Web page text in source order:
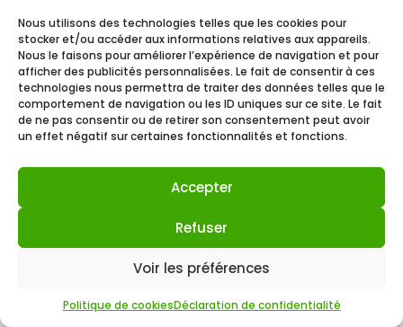
Nous utilisons des technologies telles que les cookies pour
stocker et/ou accéder aux informations relatives aux appareils.
Nous le faisons pour améliorer l’expérience de navigation et pour
afficher des publicités personnalisées. Le fait de consentir à ces
technologies nous permettra de traiter des données telles que le
comportement de navigation ou les ID uniques sur ce site. Le fait
de ne pas consentir ou de retirer son consentement peut avoir
un effet négatif sur certaines fonctionnalités et fonctions.
Accepter
Refuser
Voir les préférences
Politique de cookiesDéclaration de confidentialité
Qu’est ce que la beauté
JE COSMETIQUE Qu’est-ce que la
beauté holistique ? La beauté
holistique est une beauté globale, qui
est davantage spirituelle et part du